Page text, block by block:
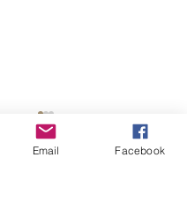
Email Facebook